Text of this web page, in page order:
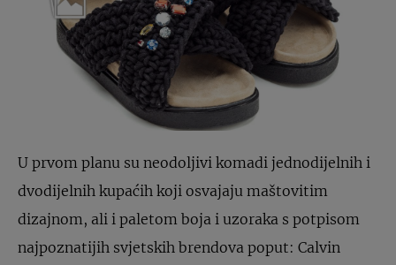
U prvom planu su neodoljivi komadi jednodijelnih i
dvodijelnih kupaćih koji osvajaju maštovitim
dizajnom, ali i paletom boja i uzoraka s potpisom
najpoznatijih svjetskih brendova poput: Calvin